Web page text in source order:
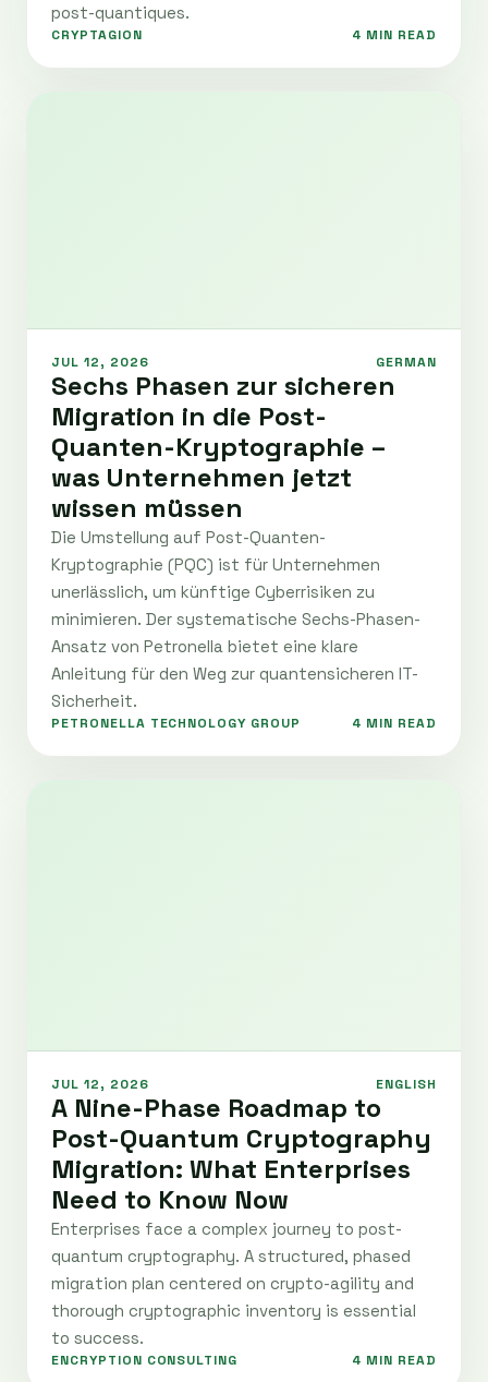
post-quantiques.
CRYPTAGION 4 MIN READ
JUL 12, 2026 GERMAN
Sechs Phasen zur sicheren
Migration in die Post-
Quanten-Kryptographie –
was Unternehmen jetzt
wissen müssen
Die Umstellung auf Post-Quanten-
Kryptographie (PQC) ist für Unternehmen
unerlässlich, um künftige Cyberrisiken zu
minimieren. Der systematische Sechs-Phasen-
Ansatz von Petronella bietet eine klare
Anleitung für den Weg zur quantensicheren IT-
Sicherheit.
PETRONELLA TECHNOLOGY GROUP 4 MIN READ
JUL 12, 2026 ENGLISH
A Nine-Phase Roadmap to
Post-Quantum Cryptography
Migration: What Enterprises
Need to Know Now
Enterprises face a complex journey to post-
quantum cryptography. A structured, phased
migration plan centered on crypto-agility and
thorough cryptographic inventory is essential
to success.
ENCRYPTION CONSULTING 4 MIN READ